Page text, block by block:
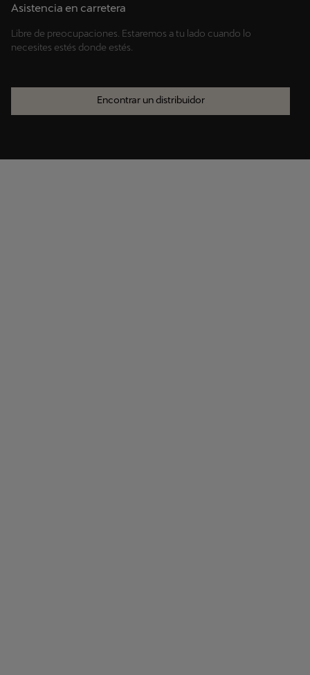
Asistencia en carretera
Libre de preocupaciones. Estaremos a tu lado cuando lo
necesites estés donde estés.
Encontrar un distribuidor